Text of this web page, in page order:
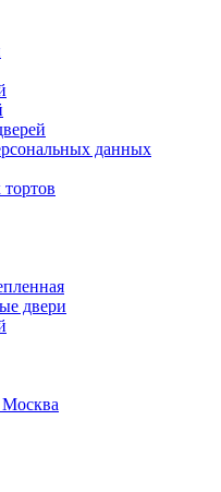
данных
двери
Москва